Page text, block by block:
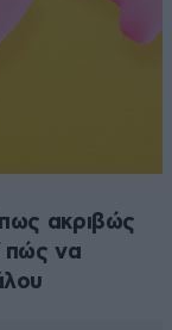
ακριβώς
πώς να